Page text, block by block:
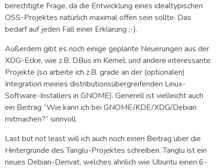
berechtigte Frage, da die Entwicklung eines idealtypischen
OSS-Projektes natürlich maximal offen sein sollte. Das
bedarf auf jeden Fall einer Erklärung ;-).
Außerdem gibt es noch einige geplante Neuerungen aus der
XDG-Ecke, wie z.B. DBus im Kernel, und andere interessante
Projekte (so arbeite ich z.B. grade an der (optionalen)
Integration meines distributionsübergreifenden Linux-
Software-Installers in GNOME). Generell ist vielleicht auch
ein Beitrag “Wie kann ich bei GNOME/KDE/XDG/Debian
mitmachen?” sinnvoll.
Last but not least will ich auch noch einen Beitrag über die
Hintergründe des Tanglu-Projektes schreiben. Tanglu ist ein
neues Debian-Derivat, welches ähnlich wie Ubuntu einen 6-